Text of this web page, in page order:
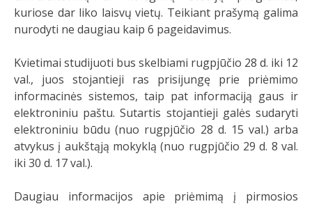
kuriose dar liko laisvų vietų. Teikiant prašymą galima
nurodyti ne daugiau kaip 6 pageidavimus.
Kvietimai studijuoti bus skelbiami rugpjūčio 28 d. iki 12
val., juos stojantieji ras prisijungę prie priėmimo
informacinės sistemos, taip pat informaciją gaus ir
elektroniniu paštu. Sutartis stojantieji galės sudaryti
elektroniniu būdu (nuo rugpjūčio 28 d. 15 val.) arba
atvykus į aukštąją mokyklą (nuo rugpjūčio 29 d. 8 val.
iki 30 d. 17 val.).
Daugiau informacijos apie priėmimą į pirmosios